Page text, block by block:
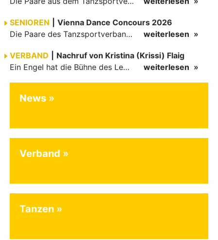
SENIOREN
Vienna Dance Concours 2026
Die Paare des Tanzsportverbandes Baden-Württemberg (TBW) glänzten auf dem internationalen Parkett des Vienna Dance Concourse 2026 im Wiener Rathaus mit hervorragenden Platzierungen Ergebnisse unter: …
weiterlesen
VERBAND
Nachruf von Kristina (Krissi) Flaig
Ein Engel hat die Bühne des Lebens verlassen. Viel zu früh, plötzlich und für uns alle unfassbar, wurde unsere geliebte Kristina (Krissi) Flaig im Alter von 36 Jahren aus dem Leben gerissen. Das Tanzen…
weiterlesen
News
Verband
Tanzen